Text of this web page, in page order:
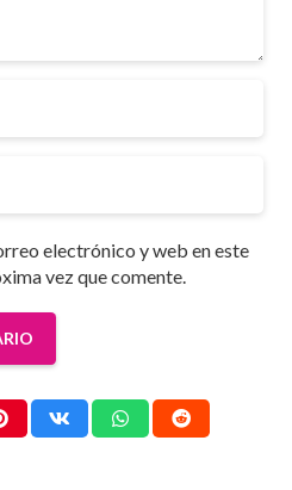
electrónico y web en este
vez que comente.